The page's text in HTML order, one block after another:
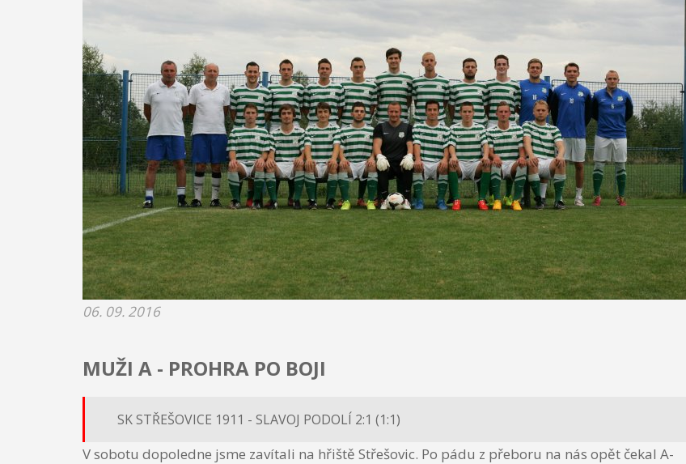
06. 09. 2016
MUŽI A - PROHRA PO BOJI
SK STŘEŠOVICE 1911 - SLAVOJ PODOLÍ 2:1 (1:1)
V sobotu dopoledne jsme zavítali na hřiště Střešovic. Po pádu z přeboru na nás opět čekal A-